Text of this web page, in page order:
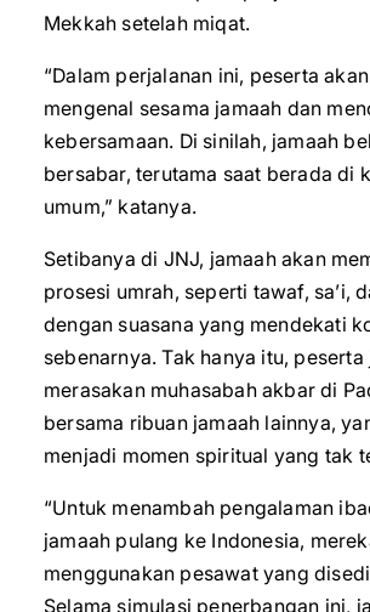
Mekkah setelah miqat.
“Dalam perjalanan ini, peserta
mengenal sesama jamaah dan
kebersamaan. Di sinilah, jamaah
bersabar, terutama saat berada di
umum,” katanya.
Setibanya di JNJ, jamaah akan
prosesi umrah, seperti tawaf, sa’i,
dengan suasana yang mendekati
sebenarnya. Tak hanya itu,
merasakan muhasabah akbar di
bersama ribuan jamaah lainnya,
menjadi momen spiritual yang tak
“Untuk menambah pengalaman
jamaah pulang ke Indonesia,
menggunakan pesawat yang
Selama simulasi penerbangan ini,